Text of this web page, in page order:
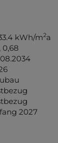
kWh/m2a
0,68
2027